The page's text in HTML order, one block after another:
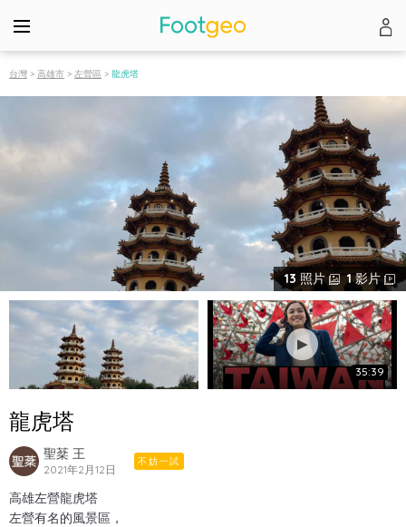
台灣 > 高雄市 > 左營區 > 龍虎塔
13 照片 1影片
35:39
龍虎塔
聖棻 王
2021年2月12日
不妨一試
高雄左營龍虎塔
左營有名的風景區，